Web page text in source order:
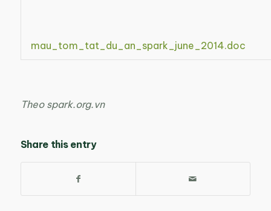
mau_tom_tat_du_an_spark_june_2014.doc
Theo spark.org.vn
Share this entry